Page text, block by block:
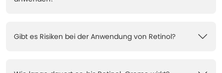
Gibt es Risiken bei der Anwendung von Retinol?